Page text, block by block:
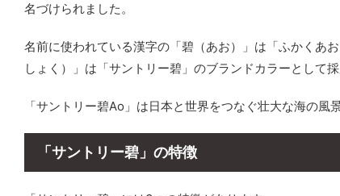
名づけられました。
名前に使われている漢字の「碧（あお）」は「ふかくあ
しょく）」は「サントリー碧」のブランドカラーとして採
「サントリー碧Ao」は日本と世界をつなぐ壮大な海の風
「サントリー碧」の特徴